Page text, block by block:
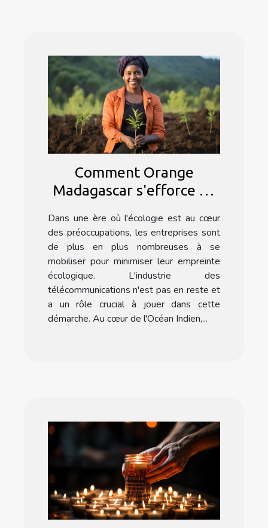
Comment Orange
Madagascar s'efforce de
écologique
Dans une ère où l'écologie est au cœur
des préoccupations, les entreprises sont
de plus en plus nombreuses à se
mobiliser pour minimiser leur empreinte
écologique. L'industrie des
télécommunications n'est pas en reste et
a un rôle crucial à jouer dans cette
démarche. Au cœur de l'Océan Indien,...